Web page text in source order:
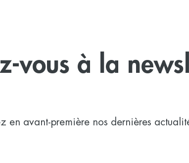
vous à la
en avant-première nos dernières